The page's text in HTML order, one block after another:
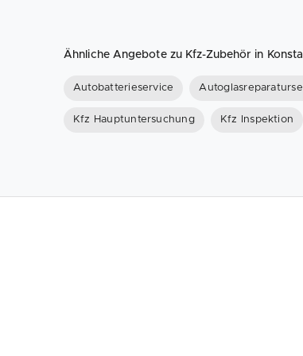
Ähnliche Angebote zu Kfz-Zubehör in
Autobatterieservice
Kfz Hauptuntersuchung Kfz Inspektion